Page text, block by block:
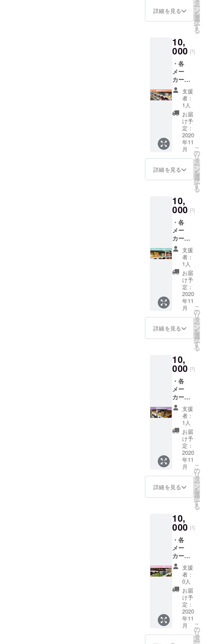
の旨の
ご記載
しま
す。
クス
メール
麺、缶
詰、レ
食品、
ドリン
クなど
の食品
全般か
らラン
ダムに
入って
いま
す。 ※
賞味期
限切れ
が含ま
れてい
だ美味
しく食
べられ
る事を
確認済
みです
ので、
ご安心
くださ
い。 ※
備考欄
には必
ず掲載
するお
名前
クネー
ム・社
載＆掲
示辞退
の旨の
ご記載
をお願
いいた
しま
す。
・お名
（プラ
イバ
シー保
護の観
点よ
り、
ニック
ネーム
や社
名、掲
示の辞
退も可
能で
す。）
・サン
クス
メール
麺、缶
詰、レ
食品、
ドリン
クなど
の食品
全般か
らラン
ダムに
入って
いま
す。 ※
賞味期
限切れ
は含ま
れてい
備考欄
には必
ず掲載
するお
名前
（ニッ
クネー
ム・社
名）ま
たは掲
載＆掲
示辞退
の旨の
ご記載
をお願
しま
す。
ムペー
ジに掲
載
イバ
シー保
護の観
点よ
り、
ニック
ネーム
や社
名、掲
載の辞
退も可
能で
す。）
・宣伝
したい
各種リ
ンクを
（個
人ブロ
グ、
SNS、
企業サ
イトな
ど） ・
お名前
を店内
に掲示
（プ
ライバ
シー保
護の観
点よ
り、
ニック
示の辞
退も可
す。）
・サン
クス
メール
※備考欄
には必
ず掲載
するお
名前
（ニッ
クネー
ム・社
宣伝
URL、
掲示辞
退の旨
のご記
載をお
願いい
たしま
す。 ※
掲載＆
掲示辞
退の場
合で
も、
メール
にはお
名前を
詳細を見る
タ
ー
ン
を
選
択
す
る
10,
000 円
・各
メー
カーの
お菓子
詰め合
わせ
（メー
カー希
望小売
価格の
合計＋
送料で
11,000
円相
当） ・
お名前
ムペー
ジに掲
載
（プラ
イバ
シー保
護の観
点よ
り、
ニック
ネーム
や社
名、掲
載の辞
退も可
能で
す。）
ンクを
ホーム
ページ
に掲載
（個
人ブロ
グ、
SNS、
企業サ
イトな
ど） ・
お名前
を店内
に掲示
（プ
ライバ
シー保
ニック
ネーム
名、掲
示の辞
退も可
能で
す。）
・サン
クス
メール
※賞味期
限切れ
の商品
が含ま
支援
者：
1人
お届
け予
定：
2020
年11
月
詳細を見る
こ
の
リ
タ
ー
ン
を
選
択
す
る
10,
000 円
・各
メー
カーの
お菓子
詰め合
わせ
（メー
カー希
望小売
価格の
合計＋
送料で
10,000
円相
当） ・
お名前
ムペー
ジに掲
載
（プラ
イバ
シー保
護の観
点よ
り、
ニック
ネーム
や社
名、掲
載の辞
退も可
能で
す。）
ンクを
ホーム
ページ
に掲載
（個
人ブロ
グ、
SNS、
企業サ
イトな
ど） ・
お名前
を店内
に掲示
（プ
ライバ
支援
者：
1人
お届
け予
定：
2020
年11
月
詳細を見る
こ
の
リ
タ
ー
ン
を
選
択
す
る
10,
000 円
・各
メー
カーの
食料品
詰め合
わせ
（メー
カー希
望小売
価格の
合計＋
送料で
11,000
円相
当） ・
お名前
ムペー
ジに掲
載
（プラ
イバ
シー保
護の観
点よ
り、
ニック
ネーム
や社
名、掲
載の辞
退も可
能で
支援
者：
1人
お届
け予
定：
2020
年11
月
詳細を見る
こ
の
リ
タ
ー
ン
を
選
択
す
る
10,
000 円
・各
メー
カーの
食料品
詰め合
わせ
（メー
カー希
望小売
価格の
合計＋
送料で
10,000
支援
者：
0人
お届
け予
定：
2020
年11
月
こ
の
リ
タ
ー